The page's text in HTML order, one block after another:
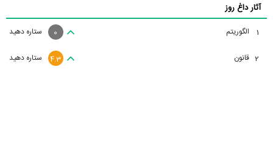
آثار داغ روز
1 الگوریتم ستاره دهید 0
2 قانون ستاره دهید 4.3